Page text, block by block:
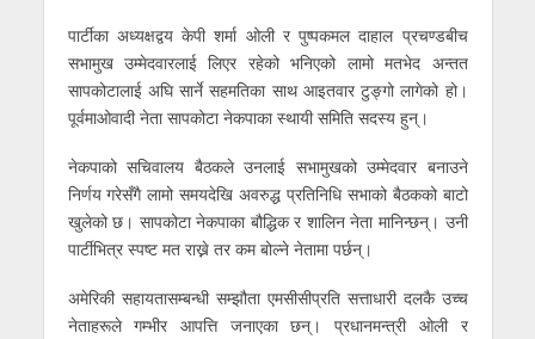
पार्टीका अध्यक्षद्वय केपी शर्मा ओली र पुष्पकमल दाहाल प्रचण्डबीच
सभामुख उम्मेदवारलाई लिएर रहेको भनिएको लामो मतभेद अन्तत
सापकोटालाई अघि सार्ने सहमतिका साथ आइतवार टुङ्गो लागेको हो।
पूर्वमाओवादी नेता सापकोटा नेकपाका स्थायी समिति सदस्य हुन्।
नेकपाको सचिवालय बैठकले उनलाई सभामुखको उम्मेदवार बनाउने
निर्णय गरेसँगै लामो समयदेखि अवरुद्ध प्रतिनिधि सभाको बैठकको बाटो
खुलेको छ। सापकोटा नेकपाका बौद्धिक र शालिन नेता मानिन्छन्। उनी
पार्टीभित्र स्पष्ट मत राख्ने तर कम बोल्ने नेतामा पर्छन्।
अमेरिकी सहायतासम्बन्धी सम्झौता एमसीसीप्रति सत्ताधारी दलकै उच्च
नेताहरूले गम्भीर आपत्ति जनाएका छन्। प्रधानमन्त्री ओली र